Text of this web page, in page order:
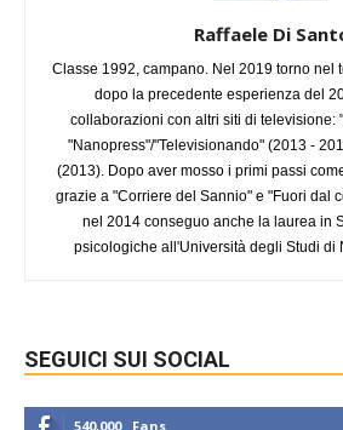
Raffaele Di
Classe 1992, campano. Nel 2019 torno nel
dopo la precedente esperienza del
collaborazioni con altri siti di televisione:
"Nanopress"/"Televisionando" (2013 -
(2013). Dopo aver mosso i primi passi
grazie a "Corriere del Sannio" e "Fuori dal
nel 2014 conseguo anche la laurea in
psicologiche all'Università degli Studi di
SEGUICI SUI SOCIAL
540,000 Fans